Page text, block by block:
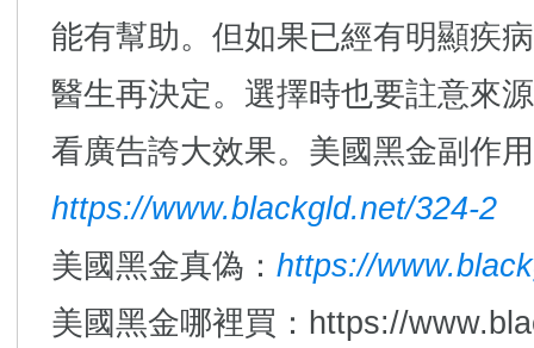
能有幫助。但如果已經有明顯疾
醫生再決定。選擇時也要註意來
看廣告誇大效果。美國黑金副作
https://www.blackgld.net/324-2
美國黑金真偽： https://
美國黑金哪裡買：https://